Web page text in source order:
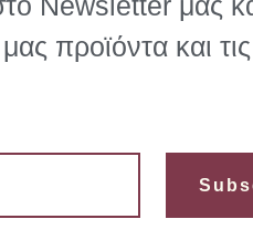
μας προϊόντα και